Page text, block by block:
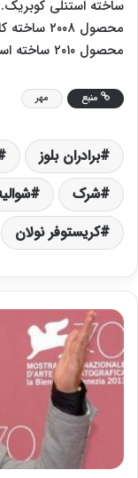
محصول
ساخته
محصول
ساخته
منبع مهر
برادران بلوز
شرک
کریستوفر نولان
ش
ه
ر
ا
ی